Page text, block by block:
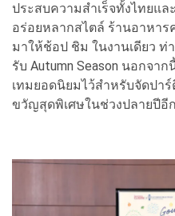
ประสบความสำเร็จทั้งไทยแ
อร่อยหลากสไตล์ ร้านอาหา
มาให้ช้อป ชิม ในงานเดียว
รับ Autumn Season นอกจา
เทมยอดนิยมไว้สำหรับจัดปา
ขวัญสุดพิเศษในช่วงปลายปีอี